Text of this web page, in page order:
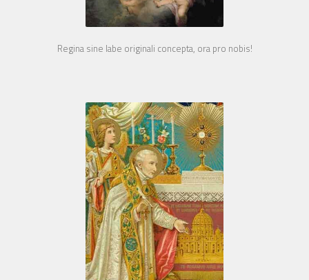
Regina sine labe originali concepta, ora pro nobis!